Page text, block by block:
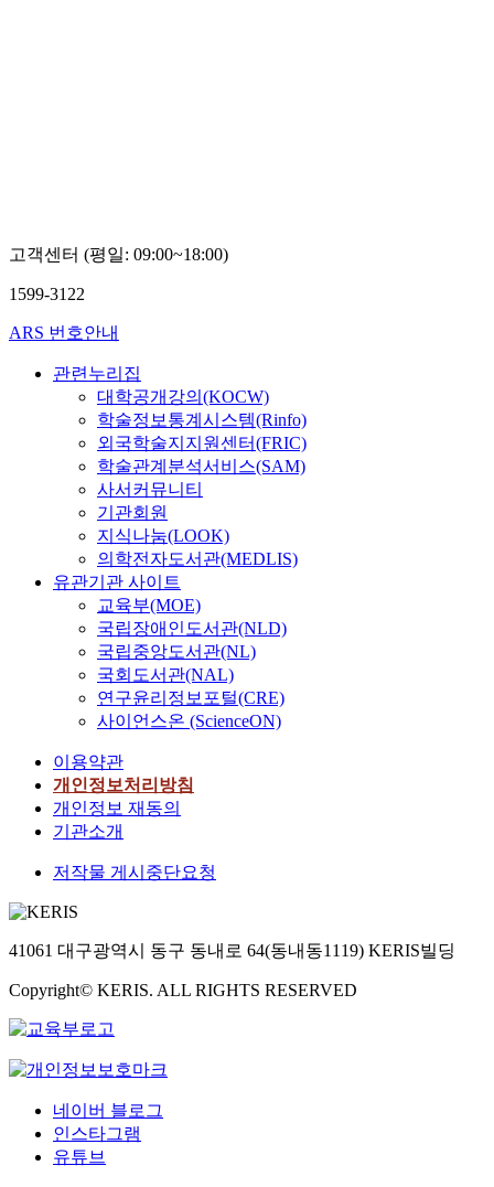
고객센터 (평일: 09:00~18:00)
1599-3122
ARS 번호안내
관련누리집
대학공개강의(KOCW)
학술정보통계시스템(Rinfo)
외국학술지지원센터(FRIC)
학술관계분석서비스(SAM)
사서커뮤니티
기관회원
지식나눔(LOOK)
의학전자도서관(MEDLIS)
유관기관 사이트
교육부(MOE)
국립장애인도서관(NLD)
국립중앙도서관(NL)
국회도서관(NAL)
연구윤리정보포털(CRE)
사이언스온 (ScienceON)
이용약관
개인정보처리방침
개인정보 재동의
기관소개
저작물 게시중단요청
41061 대구광역시 동구 동내로 64(동내동1119) KERIS빌딩
Copyright© KERIS. ALL RIGHTS RESERVED
네이버 블로그
인스타그램
유튜브